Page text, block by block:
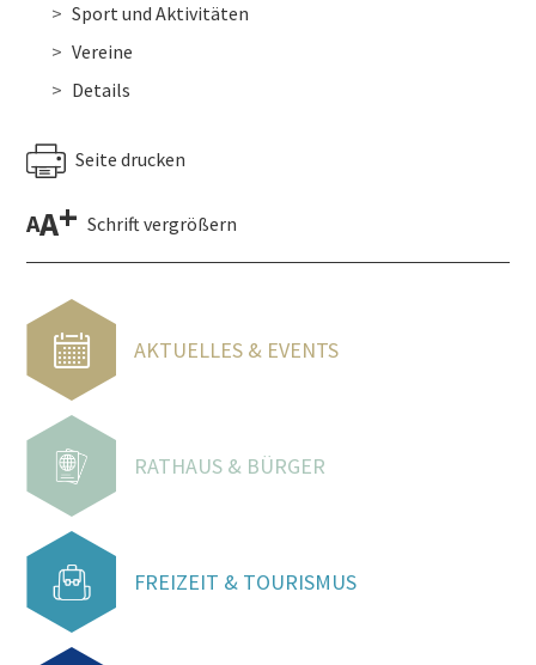
Sport und Aktivitäten
Vereine
Details
Seite drucken
AA+ Schrift vergrößern
AKTUELLES & EVENTS
RATHAUS & BÜRGER
FREIZEIT & TOURISMUS